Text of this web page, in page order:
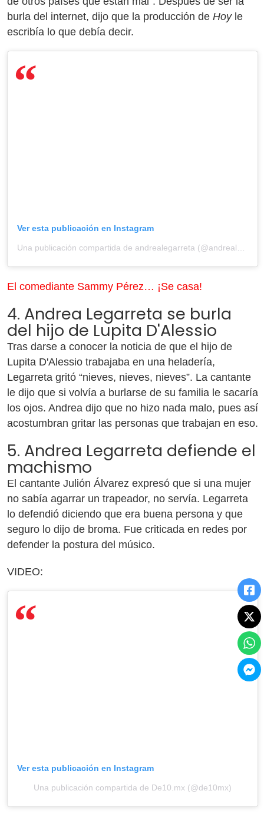
burla del internet, dijo que la producción de Hoyle
escribía lo que debía decir.
Ver esta publicación en Instagram
El comediante Sammy Pérez… ¡Se casa!
4. Andrea Legarreta se burla
del hijo de Lupita D'Alessio
Tras darse a conocer la noticia de que el hijo de
Lupita D'Alessio trabajaba en una heladería,
Legarreta gritó “nieves, nieves, nieves”. La cantante
le dijo que si volvía a burlarse de su familia le sacaría
los ojos. Andrea dijo que no hizo nada malo, pues así
acostumbran gritar las personas que trabajan en eso.
5. Andrea Legarreta defiende el
machismo
El cantante Julión Álvarez expresó que si una mujer
no sabía agarrar un trapeador, no servía. Legarreta
lo defendió diciendo que era buena persona y que
seguro lo dijo de broma. Fue criticada en redes por
defender la postura del músico.
VIDEO:
Ver esta publicación en Instagram
Una publicación compartida de De10.mx (@de10mx)